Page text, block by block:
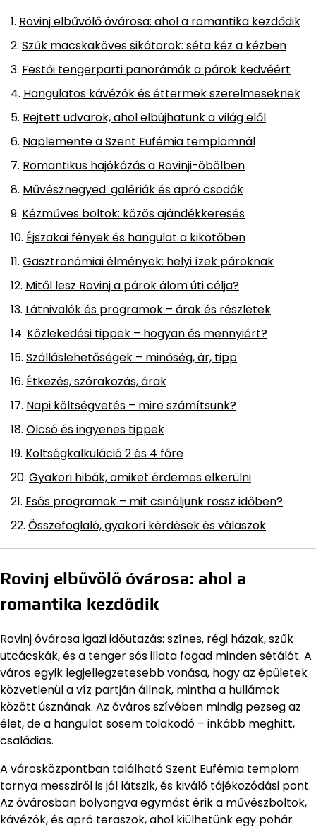
Rovinj elbűvölő óvárosa: ahol a romantika kezdődik
Szűk macskaköves sikátorok: séta kéz a kézben
Festői tengerparti panorámák a párok kedvéért
Hangulatos kávézók és éttermek szerelmeseknek
Rejtett udvarok, ahol elbújhatunk a világ elől
Naplemente a Szent Eufémia templomnál
Romantikus hajókázás a Rovinji-öbölben
Művésznegyed: galériák és apró csodák
Kézműves boltok: közös ajándékkeresés
Éjszakai fények és hangulat a kikötőben
Gasztronómiai élmények: helyi ízek pároknak
Mitől lesz Rovinj a párok álom úti célja?
Látnivalók és programok – árak és részletek
Közlekedési tippek – hogyan és mennyiért?
Szálláslehetőségek – minőség, ár, tipp
Étkezés, szórakozás, árak
Napi költségvetés – mire számítsunk?
Olcsó és ingyenes tippek
Költségkalkuláció 2 és 4 főre
Gyakori hibák, amiket érdemes elkerülni
Esős programok – mit csináljunk rossz időben?
Összefoglaló, gyakori kérdések és válaszok
Rovinj elbűvölő óvárosa: ahol a
romantika kezdődik
Rovinj óvárosa igazi időutazás: színes, régi házak, szűk
utcácskák, és a tenger sós illata fogad minden sétálót. A
város egyik legjellegzetesebb vonása, hogy az épületek
közvetlenül a víz partján állnak, mintha a hullámok
között úsznának. Az óváros szívében mindig pezseg az
élet, de a hangulat sosem tolakodó – inkább meghitt,
családias.
A városközpontban található Szent Eufémia templom
tornya messziről is jól látszik, és kiváló tájékozódási pont.
Az óvárosban bolyongva egymást érik a művészboltok,
kávézók, és apró teraszok, ahol kiülhetünk egy pohár